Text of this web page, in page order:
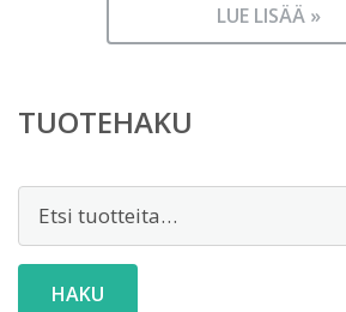
LUE LISÄÄ »
TUOTEHAKU
Etsi:
HAKU